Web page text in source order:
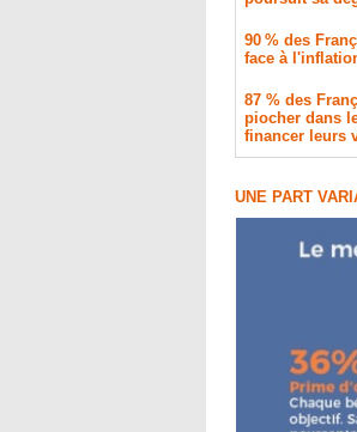
90 % des
face à
87 % des
piocher dans
financer leurs
UNE PART